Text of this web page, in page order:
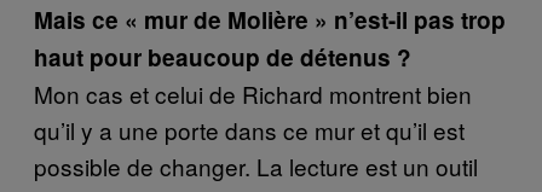
Mais ce « mur de Molière » n’est-il pas trop
haut pour beaucoup de détenus ?
Mon cas et celui de Richard montrent bien
qu’il y a une porte dans ce mur et qu’il est
possible de changer. La lecture est un outil